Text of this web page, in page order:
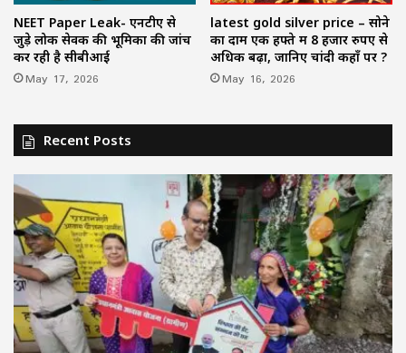
NEET Paper Leak- एनटीए से
जुड़े लोक सेवक की भूमिका की जांच
कर रही है सीबीआई
May 17, 2026
latest gold silver price – सोने
का दाम एक हफ्ते में 8 हजार रुपए से
अधिक बढ़ा, जानिए चांदी कहाँ पर ?
May 16, 2026
Recent Posts